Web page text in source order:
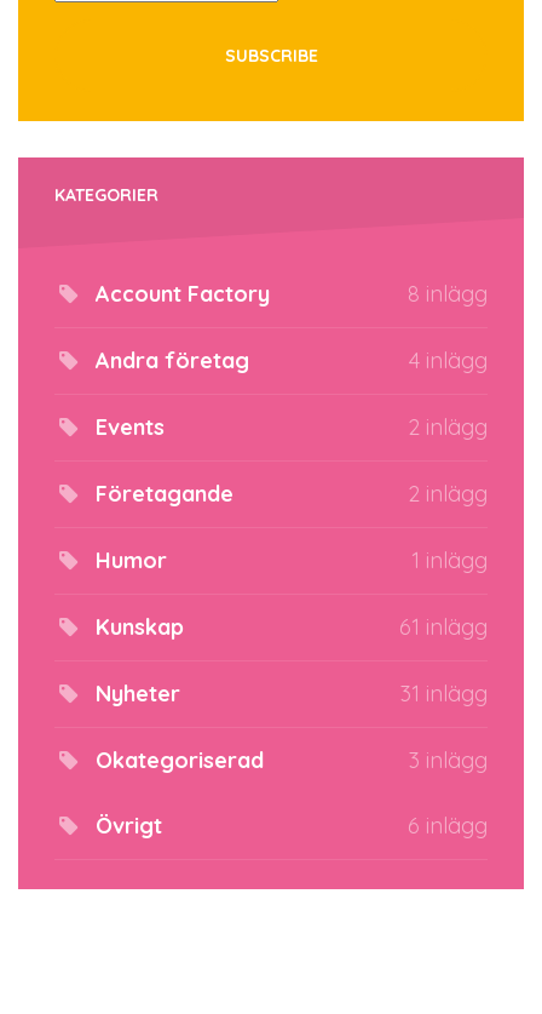
KATEGORIER
Account Factory 8 inlägg
Andra företag 4 inlägg
Events 2 inlägg
Företagande 2 inlägg
Humor 1 inlägg
Kunskap 61 inlägg
Nyheter 31 inlägg
Okategoriserad 3 inlägg
Övrigt 6 inlägg